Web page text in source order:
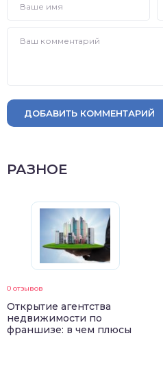
ДОБАВИТЬ КОММЕНТАРИЙ
РАЗНОЕ
0 отзывов
Открытие агентства
недвижимости по
франшизе: в чем плюсы